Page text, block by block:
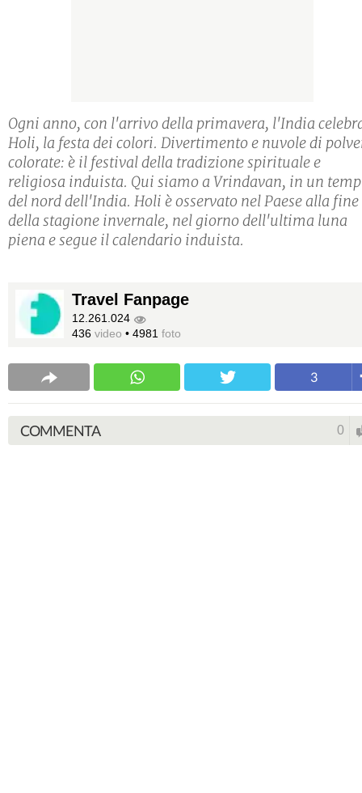
Ogni anno, con l'arrivo della primavera, l'India
Holi, la festa dei colori. Divertimento e nuvole di
colorate: è il festival della tradizione spirituale e
religiosa induista. Qui siamo a Vrindavan, in un
del nord dell'India. Holi è osservato nel Paese alla fine
della stagione invernale, nel giorno dell'ultima luna
piena e segue il calendario induista.
Travel Fanpage
12.261.024
436 video • 4981 foto
3
COMMENTA 0